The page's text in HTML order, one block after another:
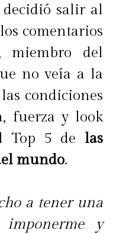
salir al
comentarios
miembro del
no veía a la
condiciones
fuerza y look
Top 5 de las
mundo.
a tener una
y